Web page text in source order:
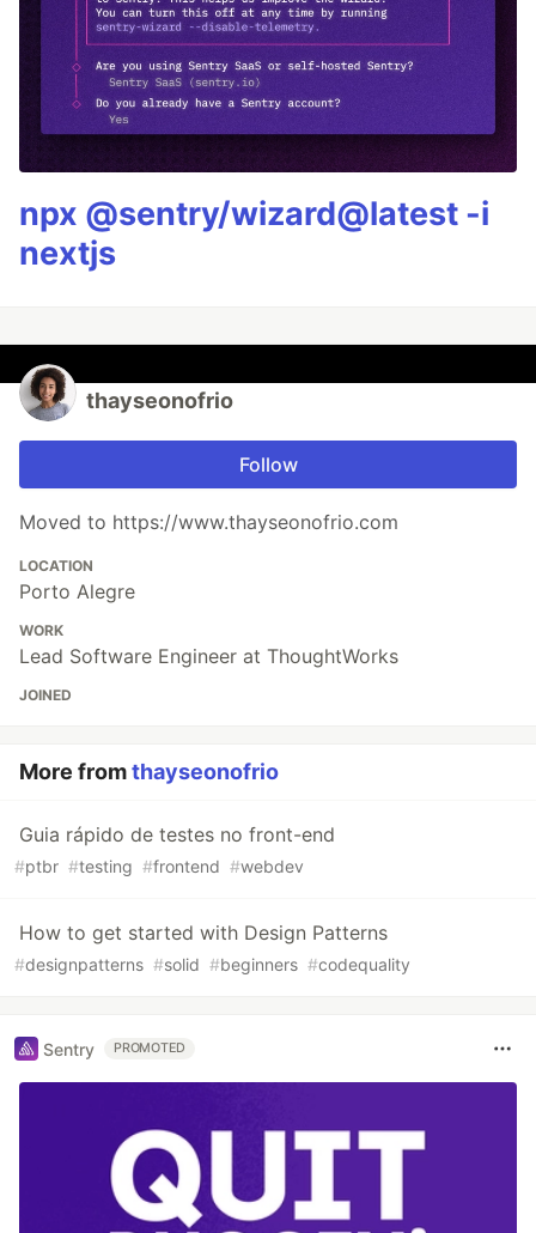
npx @sentry/wizard@latest -i
nextjs
thayseonofrio
Follow
Moved to https://www.thayseonofrio.com
LOCATION
Porto Alegre
WORK
Lead Software Engineer at ThoughtWorks
JOINED
More fromthayseonofrio
Guia rápido de testes no front-end
#ptbr #testing #frontend #webdev
How to get started with Design Patterns
#designpatterns #solid #beginners #codequality
Sentry PROMOTED